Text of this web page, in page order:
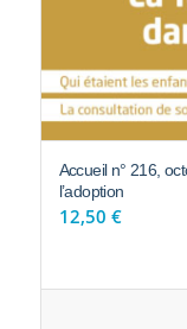
Accueil n° 216,
l’adoption
12,50 €